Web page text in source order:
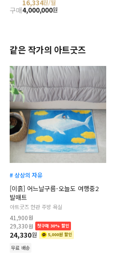
16,334원/월
구매4,000,000원
같은 작가의 아트굿즈
# 상상의 자유
[이흙] 어느날구름-오늘도 여행중2
발매트
아트굿즈 현관 주방 욕실
41,900원
29,330원 첫구매 30% 할인
24,330원 5,000원 할인
무료 배송